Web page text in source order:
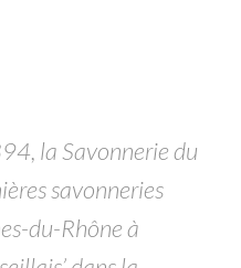
la Savonnerie du
savonneries
du-Rhône à